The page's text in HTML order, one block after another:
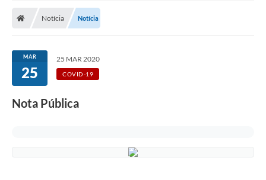
Notícia Notícia
MAR
25
25 MAR 2020
COVID-19
Nota Pública